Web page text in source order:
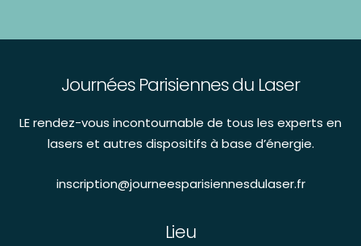
Journées Parisiennes du Laser
LE rendez-vous incontournable de tous les experts en
lasers et autres dispositifs à base d’énergie.
inscription@journeesparisiennesdulaser.fr
Lieu